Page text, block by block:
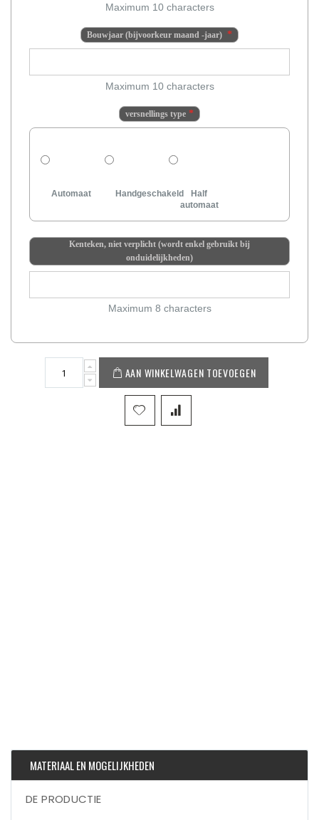
Maximum 10 characters
Bouwjaar (bijvoorkeur maand -jaar)
Maximum 10 characters
versnellings type
Automaat Handgeschakeld
Half
automaat
Kenteken, niet verplicht (wordt enkel gebruikt bij
onduidelijkheden)
Maximum 8 characters
AAN WINKELWAGEN TOEVOEGEN
MATERIAAL EN MOGELIJKHEDEN
DE PRODUCTIE